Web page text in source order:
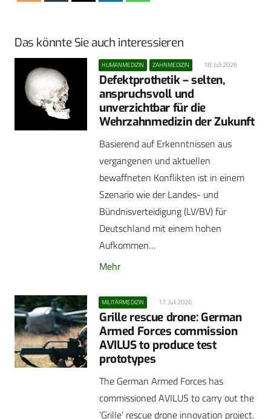
Das könnte Sie auch interessieren
HUMANMEDIZIN ZAHNMEDIZIN 18. Juli 2026
Defektprothetik – selten,
anspruchsvoll und
unverzichtbar für die
Wehrzahnmedizin der Zukunft
Basierend auf Erkenntnissen aus
vergangenen und aktuellen
bewaffneten Konflikten ist in einem
Szenario wie der Landes- und
Bündnisverteidigung (LV/BV) für
Deutschland mit einem hohen
Aufkommen…
Mehr
MILITÄRMEDIZIN 17. Juli 2026
Grille rescue drone: German
Armed Forces commission
AVILUS to produce test
prototypes
The German Armed Forces has
commissioned AVILUS to carry out the
‘Grille’ rescue drone innovation project.